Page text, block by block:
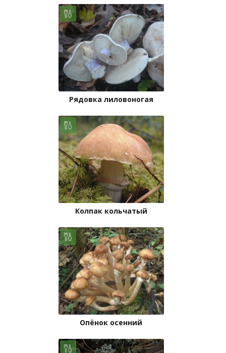
Рядовка лиловоногая
Колпак кольчатый
Опёнок осенний